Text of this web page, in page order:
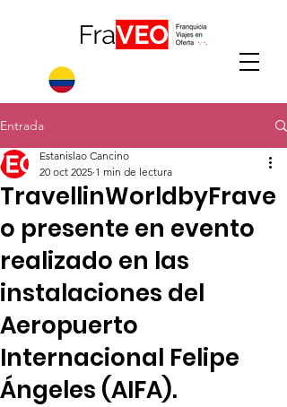
Entrada
TravellinWorldbyFrave
o presente en evento
realizado en las
instalaciones del
Aeropuerto
Internacional Felipe
Ángeles (AIFA).
Estanislao Cancino
20 oct 2025 1 min de lectura